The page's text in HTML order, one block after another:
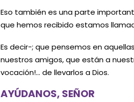
Eso también es una parte
que hemos recibido estamos
Es decir-; que pensemos en
nuestros amigos, que están a
vocación!… de llevarlos a Dios.
AYÚDANOS, SEÑOR